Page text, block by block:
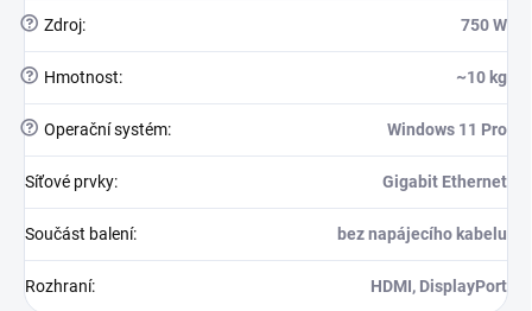
? Zdroj: 750 W
? Hmotnost: ~10 kg
? Operační systém: Windows 11 Pro
Síťové prvky: Gigabit Ethernet
Součást balení: bez napájecího kabelu
Rozhraní: HDMI, DisplayPort